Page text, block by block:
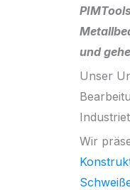
und
Unser
Wir